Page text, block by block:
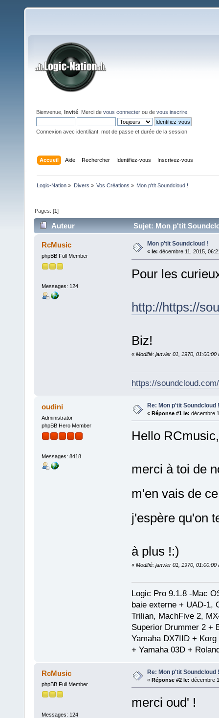
Bienvenue, Invité . Merci de vous connecter ou de vous inscrire
Connexion avec identifiant, mot de passe et durée de la session
Accueil Aide Rechercher Identifiez-vous Inscrivez-vous
Logic-Nation » Divers » Vos Créations » Mon p'tit Soundcloud !
Pages: [1]
Auteur Sujet: Mon p'tit
RcMusic
phpBB Full Member
Messages: 124
Mon p'tit Soundcloud !
« le: décembre 11, 2015,
Pour les
http://https://
Biz!
« Modifié: janvier 01, 1970, 01:00:00
https://
oudini
Administrator
phpBB Hero Member
Messages: 8418
Re: Mon p'tit Soundcloud !
« Réponse #1 le: décembre
Hello RCmusic,
merci à toi de
m'en vais de
j'espère qu'on
à plus !:)
« Modifié: janvier 01, 1970, 01:00:00
Logic Pro 9.1.8 -Mac
baie externe + UAD-1,
Trilian, MachFive 2,
Superior Drummer 2 +
Yamaha DX7IID +
+ Yamaha 03D +
RcMusic
phpBB Full Member
Messages: 124
Re: Mon p'tit Soundcloud !
« Réponse #2 le: décembre
merci oud' !